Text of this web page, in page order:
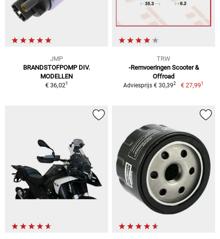
JMP
BRANDSTOFPOMP DIV.
MODELLEN
€ 36,021
TRW
-Remvoeringen Scooter &
Offroad
Adviesprijs € 30,392 € 27,991